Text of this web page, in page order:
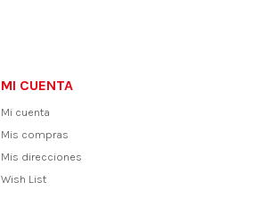
MI CUENTA
Mi cuenta
Mis compras
Mis direcciones
Wish List